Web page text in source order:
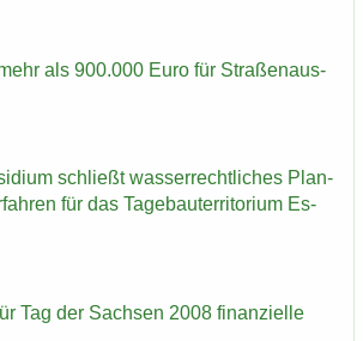
als 900.000 Euro für Stra­ßen­aus­
schließt was­ser­recht­li­ches Plan­
für das Ta­ge­bau­ter­ri­to­ri­um Es­
Tag der Sach­sen 2008 fi­nan­zi­el­le